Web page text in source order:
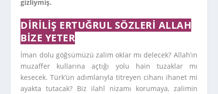
gizliymiş.
DIRILIŞ ERTUĞRUL SÖZLERI ALLAH
BIZE YETER
İman dolu göğsümüzü zalim oklar mı delecek? Allah’ın
muzaffer kullarına açtığı yolu hain tuzaklar mı
kesecek. Türk’ün adımlarıyla titreyen cihanı ihanet mi
ayakta tutacak? Biz ilahî nizamı korumaya, zalimin